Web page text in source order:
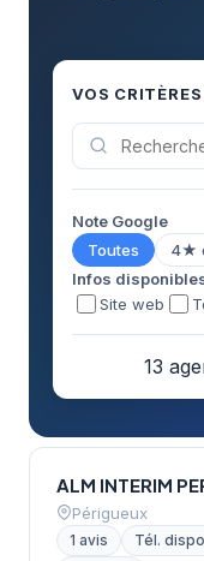
VOS
Note Google
Toutes
4★
Infos
Site web
13
ALM INTERIM
Périgueux
1 avis Tél.